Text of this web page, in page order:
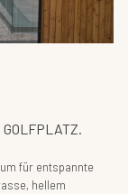
für entspannte
hellem